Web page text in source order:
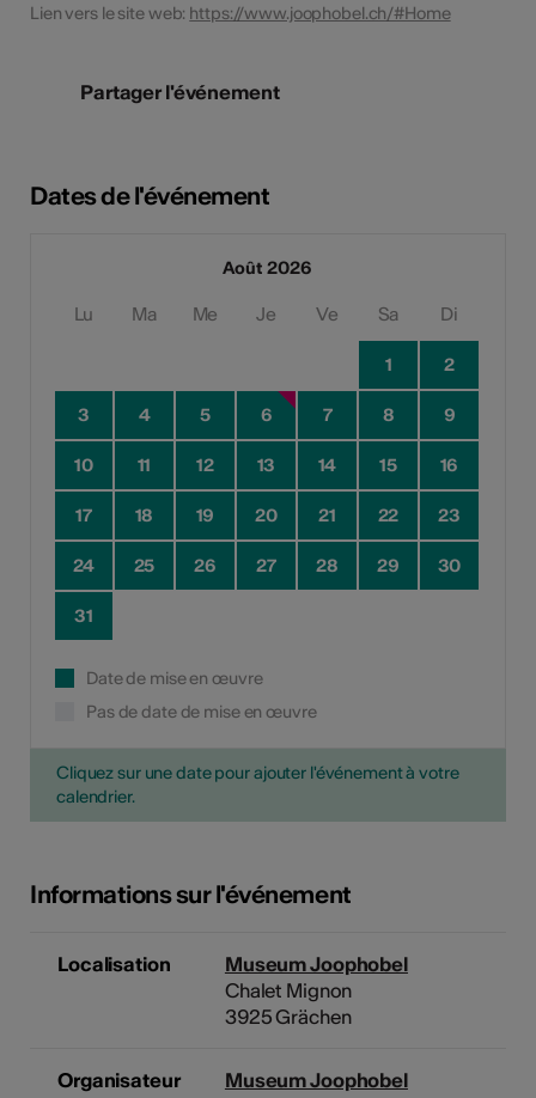
Lien vers le site web: https://www.joophobel.ch/#Home
Partager l'événement
Dates de l'événement
Août 2026
Lu Ma Me Je Ve Sa Di
1 2
3 4 5 6 7 8 9
10 11 12 13 14 15 16
17 18 19 20 21 22 23
24 25 26 27 28 29 30
31
Date de mise en œuvre
Pas de date de mise en œuvre
Cliquez sur une date pour ajouter l'événement à votre
calendrier.
Informations sur l'événement
Localisation
Museum Joophobel
Chalet Mignon
3925 Grächen
Organisateur
Museum Joophobel